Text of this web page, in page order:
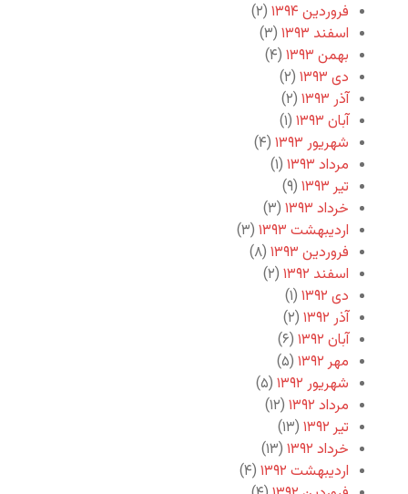
فروردین ۱۳۹۴
(۲)
اسفند ۱۳۹۳
(۳)
بهمن ۱۳۹۳
(۴)
دی ۱۳۹۳
(۲)
آذر ۱۳۹۳
(۲)
آبان ۱۳۹۳
(۱)
شهریور ۱۳۹۳
(۴)
مرداد ۱۳۹۳
(۱)
تیر ۱۳۹۳
(۹)
خرداد ۱۳۹۳
(۳)
اردیبهشت ۱۳۹۳
(۳)
فروردین ۱۳۹۳
(۸)
اسفند ۱۳۹۲
(۲)
دی ۱۳۹۲
(۱)
آذر ۱۳۹۲
(۲)
آبان ۱۳۹۲
(۶)
مهر ۱۳۹۲
(۵)
شهریور ۱۳۹۲
(۵)
مرداد ۱۳۹۲
(۱۲)
تیر ۱۳۹۲
(۱۳)
خرداد ۱۳۹۲
(۱۳)
اردیبهشت ۱۳۹۲
(۴)